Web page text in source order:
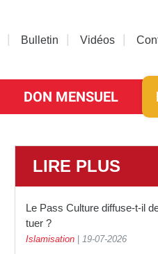
Bulletin Vidéos
DON MENSUEL
LIRE PLUS
Le Pass Culture diffuse-t-il
tuer ?
Islamisation 19-07-2026